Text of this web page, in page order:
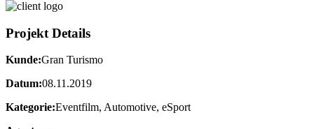
Projekt Details
Kunde:Gran Turismo
Datum:08.11.2019
Kategorie:Eventfilm, Automotive, eSport